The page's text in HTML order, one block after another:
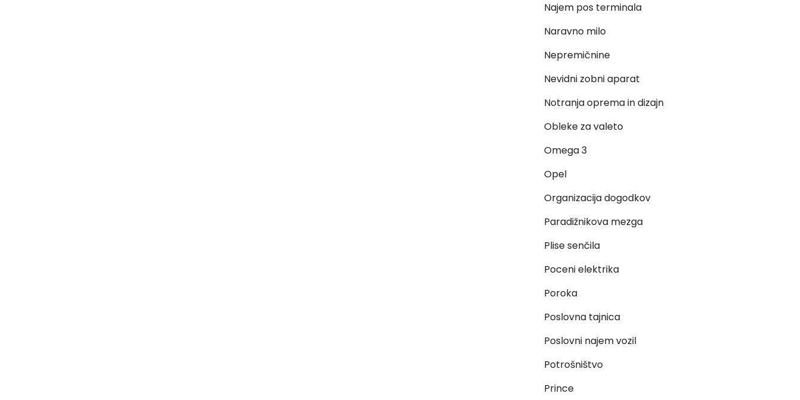
Najem pos terminala
Naravno milo
Nepremičnine
Nevidni zobni aparat
Notranja oprema in dizajn
Obleke za valeto
Omega 3
Opel
Organizacija dogodkov
Paradižnikova mezga
Plise senčila
Poceni elektrika
Poroka
Poslovna tajnica
Poslovni najem vozil
Potrošništvo
Prince